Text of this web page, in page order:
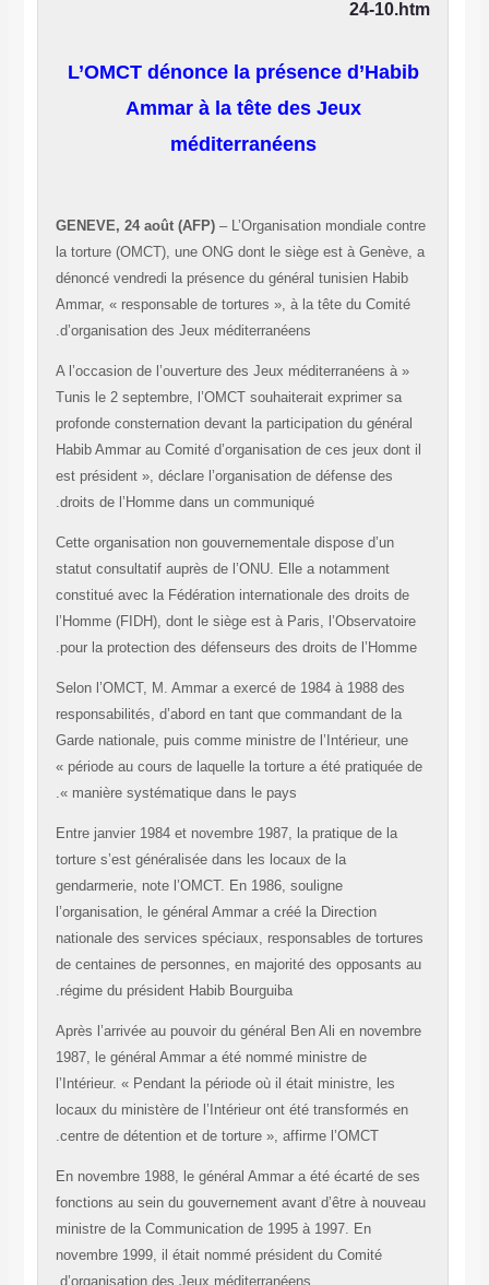
L’OMCT dénonce la présence
Ammar à la tête des Jeux
méditerranéens
GENEVE, 24 août (AFP)– L’Organisation mondiale
la torture (OMCT), une ONG dont le siège est à
dénoncé vendredi la présence du général tunisien
Ammar, « responsable de tortures », à la tête du
d’organisation des Jeux méditerranéens.
« A l’occasion de l’ouverture des Jeux méditerranéens à
Tunis le 2 septembre, l’OMCT souhaiterait exprimer sa
profonde consternation devant la participation du
Habib Ammar au Comité d’organisation de ces jeux
est président », déclare l’organisation de défense des
droits de l’Homme dans un communiqué.
Cette organisation non gouvernementale dispose d’un
statut consultatif auprès de l’ONU. Elle a notamment
constitué avec la Fédération internationale des droits
l’Homme (FIDH), dont le siège est à Paris,
pour la protection des défenseurs des droits de
Selon l’OMCT, M. Ammar a exercé de 1984 à 1988 des
responsabilités, d’abord en tant que commandant de la
Garde nationale, puis comme ministre de l’Intérieur,
« période au cours de laquelle la torture a été pratiquée
manière systématique dans le pays ».
Entre janvier 1984 et novembre 1987, la pratique de la
torture s’est généralisée dans les locaux de la
gendarmerie, note l’OMCT. En 1986, souligne
l’organisation, le général Ammar a créé la Direction
nationale des services spéciaux, responsables de
de centaines de personnes, en majorité des opposants
régime du président Habib Bourguiba.
Après l’arrivée au pouvoir du général Ben Ali en
1987, le général Ammar a été nommé ministre de
l’Intérieur. « Pendant la période où il était ministre, les
locaux du ministère de l’Intérieur ont été transformés
centre de détention et de torture », affirme l’OMCT.
En novembre 1988, le général Ammar a été écarté de
fonctions au sein du gouvernement avant d’être à
ministre de la Communication de 1995 à 1997. En
novembre 1999, il était nommé président du Comité
d’organisation des Jeux méditerranéens.